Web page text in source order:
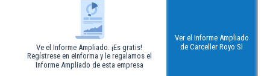
Ve el Informe Ampliado. ¡Es gratis!
Regístrese en eInforma y le regalamos el
Informe Ampliado de esta empresa
Ver el Informe Ampliado
de Carceller Royo Sl